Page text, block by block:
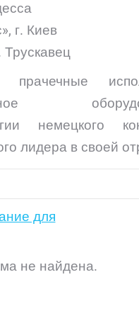
г. Киев
Трускавец
прачечные
немецкого
лидера в своей
не найдена.